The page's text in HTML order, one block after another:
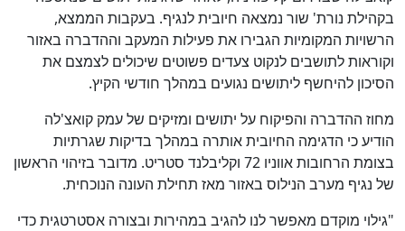
בקהילת נורת' שור נמצאה חיובית לנגיף. בעקבות הממצא,
הרשויות המקומיות הגבירו את פעילות המעקב וההדברה באזור
וקוראות לתושבים לנקוט צעדים פשוטים שיכולים לצמצם את
הסיכון להיחשף ליתושים נגועים במהלך חודשי הקיץ.
מחוז ההדברה והפיקוח על יתושים ומזיקים של עמק קואצ'לה
הודיע כי הדגימה החיובית אותרה במהלך בדיקות שגרתיות
בצומת הרחובות אווניו 72 וקליבלנד סטריט. מדובר בזיהוי הראשון
של נגיף מערב הנילוס באזור מאז תחילת העונה הנוכחית.
"גילוי מוקדם מאפשר לנו להגיב במהירות ובצורה אסטרטגית כדי